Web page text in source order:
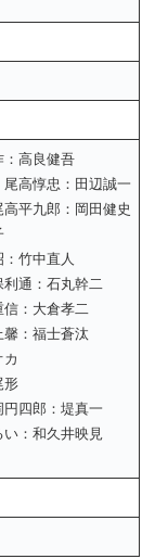
：高良健吾
高惇忠：田辺誠一
平九郎：岡田健史
竹中直人
通：石丸幹二
：大倉孝二
：福士蒼汰
形
四郎：堤真一
：和久井映見